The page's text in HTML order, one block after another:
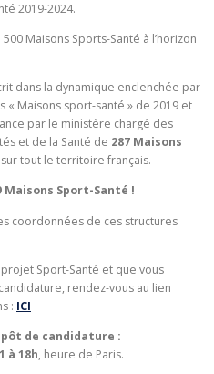
2019-2024.
Maisons Sports-Santé à l’horizon
dans la dynamique enclenchée par
Maisons sport-santé » de 2019 et
par le ministère chargé des
et de la Santé de 287 Maisons
sur tout le territoire français.
Maisons Sport-Santé !
coordonnées de ces structures
Sport-Santé et que vous
rendez-vous au lien
: ICI
de candidature :
à 18h, heure de Paris.